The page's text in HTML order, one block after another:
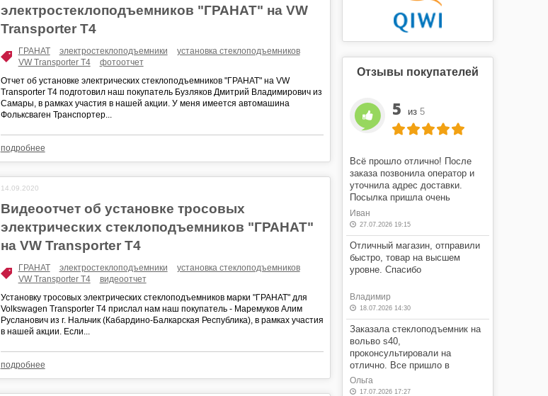
электростеклоподъемников "ГРАНАТ" на VW
Transporter T4
ГРАНАТ электростеклоподъемники
установка стеклоподъемников
VW Transporter T4
фотоотчет
Отчет об установке электрических стеклоподъемников "ГРАНАТ" на VW
Transporter T4 подготовил наш покупатель Бузляков Дмитрий Владимирович из
Самары, в рамках участия в нашей акции. У меня имеется автомашина
Фольксваген Транспортер...
подробнее
14.09.2020
Видеоотчет об установке тросовых
электрических стеклоподъемников "ГРАНАТ"
на VW Transporter T4
ГРАНАТ электростеклоподъемники
установка стеклоподъемников
VW Transporter T4
видеоотчет
Установку тросовых электрических стеклоподъемников марки "ГРАНАТ" для
Volkswagen Transporter T4 прислал нам наш покупатель - Маремуков Алим
Русланович из г. Нальчик (Кабардино-Балкарская Республика), в рамках участия
в нашей акции. Если...
подробнее
Отзывы покупателей
5 из5
Всё прошло отлично! После
заказа позвонила оператор и
уточнила адрес доставки.
Посылка пришла очень
быстро! Я очень доволен этим
магазином.
Иван
27.07.2026 19:15
Отличный магазин, отправили
быстро, товар на высшем
уровне. Спасибо
Владимир
18.07.2026 14:30
Заказала стеклоподъемник на
вольво s40,
проконсультировали на
отлично. Все пришло в
оговоренные сроки, в отличном
состоянии, по оговоренной
Ольга
17.07.2026 17:27